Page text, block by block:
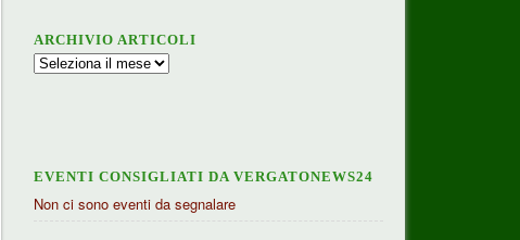
ARCHIVIO ARTICOLI
Archivio
EVENTI CONSIGLIATI DA VERGATONEWS24
Non ci sono eventi da segnalare